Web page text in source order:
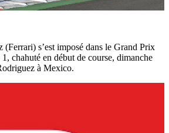
(Ferrari) s’est imposé dans le Grand Prix
chahuté en début de course, dimanche
à Mexico.